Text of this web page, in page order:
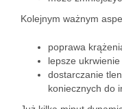
Kolejnym ważnym
poprawa
lepsze ukrwienie
dostarczanie
koniecznych do